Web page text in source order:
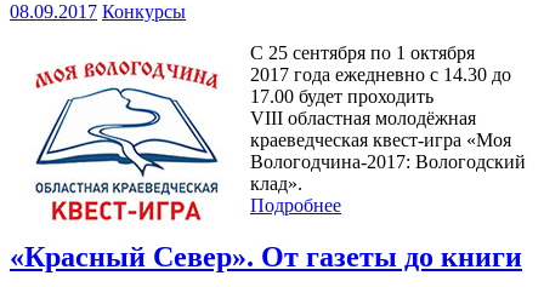
08.09.2017 Конкурсы
С 25 сентября по 1 октября
2017 года ежедневно с 14.30 до
17.00 будет проходить
VIII областная молодёжная
краеведческая квест-игра «Моя
Вологодчина-2017: Вологодский
клад».
Подробнее
«Красный Север». От газеты до книги